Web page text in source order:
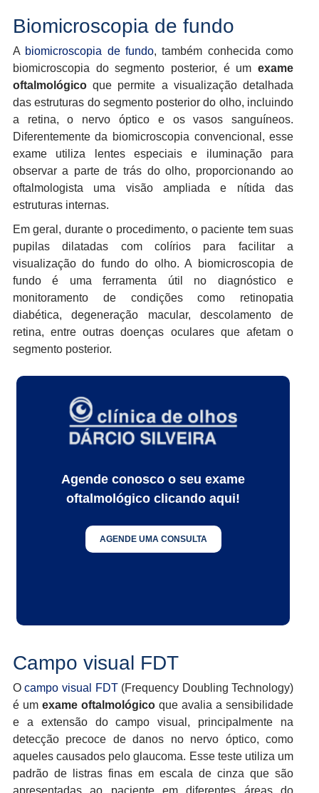
Biomicroscopia de fundo
A biomicroscopia de fundo, também conhecida como
biomicroscopia do segmento posterior, é umexame
oftalmológicoque permite a visualização detalhada
das estruturas do segmento posterior do olho, incluindo
a retina, o nervo óptico e os vasos sanguíneos.
Diferentemente da biomicroscopia convencional, esse
exame utiliza lentes especiais e iluminação para
observar a parte de trás do olho, proporcionando ao
oftalmologista uma visão ampliada e nítida das
estruturas internas.
Em geral, durante o procedimento, o paciente tem suas
pupilas dilatadas com colírios para facilitar a
visualização do fundo do olho. A biomicroscopia de
fundo é uma ferramenta útil no diagnóstico e
monitoramento de condições como retinopatia
diabética, degeneração macular, descolamento de
retina, entre outras doenças oculares que afetam o
segmento posterior.
Agende conosco o seu exame
oftalmológico clicando aqui!
AGENDE UMA CONSULTA
Campo visual FDT
Ocampo visual FDT(Frequency Doubling Technology)
é um exame oftalmológicoque avalia a sensibilidade
e a extensão do campo visual, principalmente na
detecção precoce de danos no nervo óptico, como
aqueles causados pelo glaucoma. Esse teste utiliza um
padrão de listras finas em escala de cinza que são